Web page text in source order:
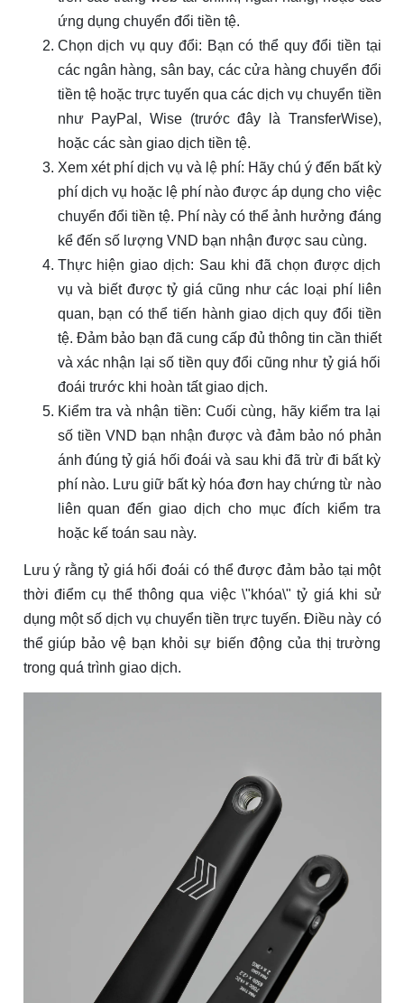
ứng dụng chuyển đổi tiền tệ.
Chọn dịch vụ quy đổi: Bạn có thể quy đổi tiền tại
các ngân hàng, sân bay, các cửa hàng chuyển đổi
tiền tệ hoặc trực tuyến qua các dịch vụ chuyển tiền
như PayPal, Wise (trước đây là TransferWise),
hoặc các sàn giao dịch tiền tệ.
Xem xét phí dịch vụ và lệ phí: Hãy chú ý đến bất kỳ
phí dịch vụ hoặc lệ phí nào được áp dụng cho việc
chuyển đổi tiền tệ. Phí này có thể ảnh hưởng đáng
kể đến số lượng VND bạn nhận được sau cùng.
Thực hiện giao dịch: Sau khi đã chọn được dịch
vụ và biết được tỷ giá cũng như các loại phí liên
quan, bạn có thể tiến hành giao dịch quy đổi tiền
tệ. Đảm bảo bạn đã cung cấp đủ thông tin cần thiết
và xác nhận lại số tiền quy đổi cũng như tỷ giá hối
đoái trước khi hoàn tất giao dịch.
Kiểm tra và nhận tiền: Cuối cùng, hãy kiểm tra lại
số tiền VND bạn nhận được và đảm bảo nó phản
ánh đúng tỷ giá hối đoái và sau khi đã trừ đi bất kỳ
phí nào. Lưu giữ bất kỳ hóa đơn hay chứng từ nào
liên quan đến giao dịch cho mục đích kiểm tra
hoặc kế toán sau này.
Lưu ý rằng tỷ giá hối đoái có thể được đảm bảo tại một
thời điểm cụ thể thông qua việc \"khóa\" tỷ giá khi sử
dụng một số dịch vụ chuyển tiền trực tuyến. Điều này có
thể giúp bảo vệ bạn khỏi sự biến động của thị trường
trong quá trình giao dịch.